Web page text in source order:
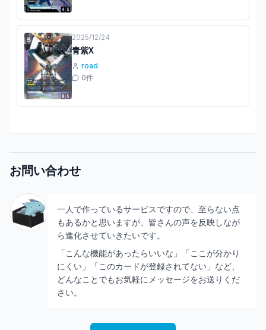
2025/12/24
青紫X
road
0件
お問い合わせ
一人で作っているサービスですので、至らない点
もあるかと思いますが、皆さんの声を反映しなが
ら進化させていきたいです。
「こんな機能があったらいいな」「ここが分かり
にくい」「このカードが登録されてない」など、
どんなことでもお気軽にメッセージをお送りくだ
さい。